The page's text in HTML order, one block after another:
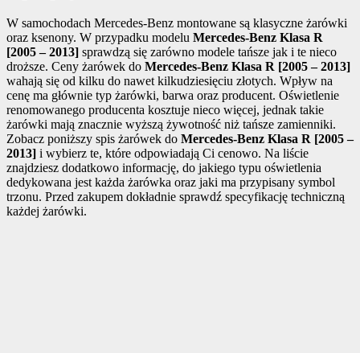
W samochodach Mercedes-Benz montowane są klasyczne żarówki
oraz ksenony. W przypadku modelu Mercedes-Benz Klasa R
[2005 – 2013] sprawdzą się zarówno modele tańsze jak i te nieco
droższe. Ceny żarówek do Mercedes-Benz Klasa R [2005 – 2013]
wahają się od kilku do nawet kilkudziesięciu złotych. Wpływ na
cenę ma głównie typ żarówki, barwa oraz producent. Oświetlenie
renomowanego producenta kosztuje nieco więcej, jednak takie
żarówki mają znacznie wyższą żywotność niż tańsze zamienniki.
Zobacz poniższy spis żarówek do Mercedes-Benz Klasa R [2005 –
2013] i wybierz te, które odpowiadają Ci cenowo. Na liście
znajdziesz dodatkowo informację, do jakiego typu oświetlenia
dedykowana jest każda żarówka oraz jaki ma przypisany symbol
trzonu. Przed zakupem dokładnie sprawdź specyfikację techniczną
każdej żarówki.